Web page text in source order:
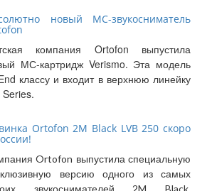
новый МС-звукосниматель
компания Ortofon выпустила
МС-картридж Verismo. Эта модель
классу и входит в верхнюю линейку
Series.
Ortofon 2M Black LVB 250 скоро
Ortofon выпустила специальную
версию одного из самых